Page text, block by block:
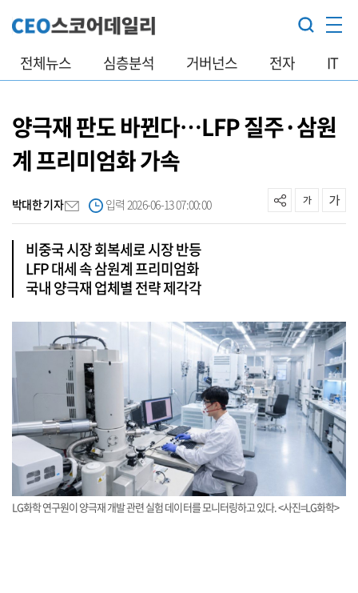
전체뉴스 심층분석 거버넌스 전자 IT
양극재 판도 바뀐다…LFP 질주·삼원
계 프리미엄화 가속
박대한 기자 입력 2026-06-13 07:00:00
비중국 시장 회복세로 시장 반등
LFP 대세 속 삼원계 프리미엄화
국내 양극재 업체별 전략 제각각
LG화학 연구원이 양극재 개발 관련 실험 데이터를 모니터링하고 있다. <사진=LG화학>